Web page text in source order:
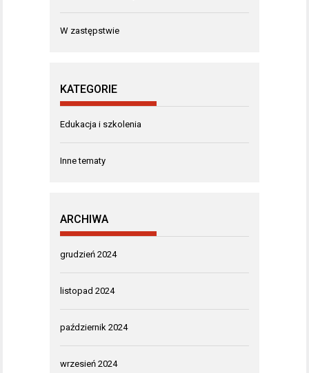
W zastępstwie
KATEGORIE
Edukacja i szkolenia
Inne tematy
ARCHIWA
grudzień 2024
listopad 2024
październik 2024
wrzesień 2024